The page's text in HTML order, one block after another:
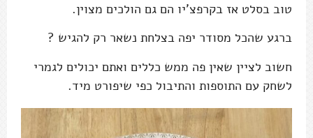
טוב בסלט אז בקרפצ'יו הם גם הולכים מצוין.
ברגע שהכל מסודר יפה בצלחת נשאר רק להגיש ?
חשוב לציין שאין פה ממש כללים ואתם יכולים לגמרי
לשחק עם התוספות והתיבול כפי שיפורט מיד.